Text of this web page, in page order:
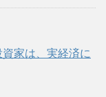
家は、実経済に